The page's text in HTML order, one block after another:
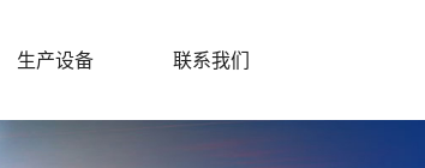
生产设备 联系我们